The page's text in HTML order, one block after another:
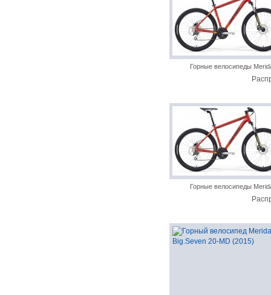
Горные велосипеды
Горные велосипеды